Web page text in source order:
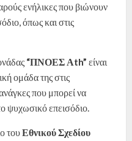
ενήλικες που βιώνουν
όπως και στις
“ΠΝΟΕΣ Αth” είναι
ομάδα της στις
που μπορεί να
ψυχωσικό επεισόδιο.
τουΕθνικού Σχεδίου